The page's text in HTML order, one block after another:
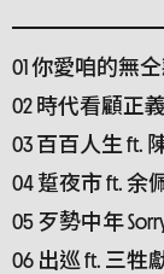
01 你愛咱的無仝
02 時代看顧正義
03 百百人生 ft.
04 踅夜市 ft. 余
05 歹勢中年
06 出巡 ft. 三牲